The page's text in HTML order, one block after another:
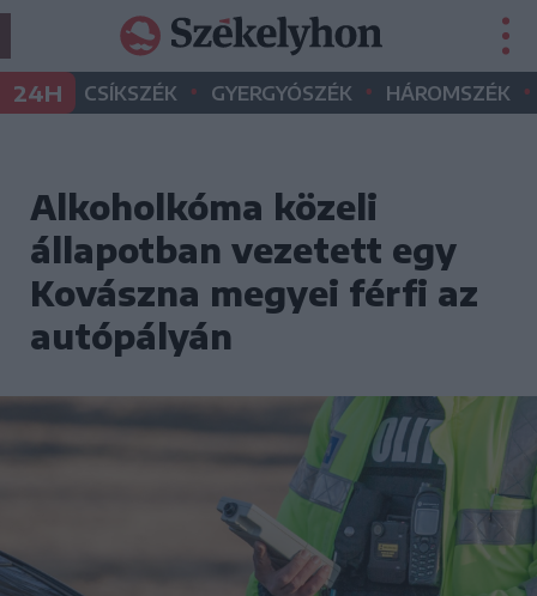
24H CSÍKSZÉK • GYERGYÓSZÉK • HÁROMSZÉK •
Alkoholkóma közeli
állapotban vezetett egy
Kovászna megyei férfi az
autópályán